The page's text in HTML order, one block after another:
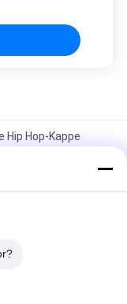
Hip Hop-Kappe
Hüte für
flag special